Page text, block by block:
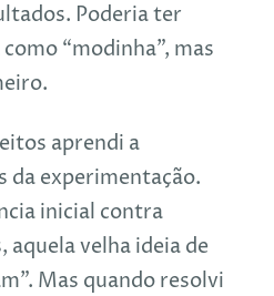
Poderia ter
“modinha”, mas
aprendi a
da experimentação.
inicial contra
aquela velha ideia de
Mas quando resolvi